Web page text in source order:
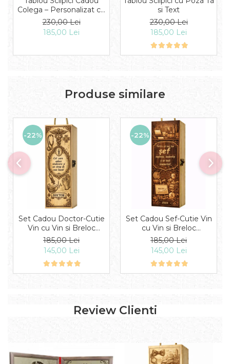
Colega – Personalizat cu
Poză și Text
230,00 Lei
185,00 Lei
si Text
230,00 Lei
185,00 Lei
Produse similare
-22%
Set Cadou Doctor-Cutie
Vin cu Vin si Breloc
Personalizate
185,00 Lei
145,00 Lei
-22%
Set Cadou Sef-Cutie Vin
cu Vin si Breloc
Personalizate
185,00 Lei
145,00 Lei
Review Clienti